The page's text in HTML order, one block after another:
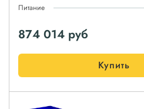
Питание
874 014 руб
Купить